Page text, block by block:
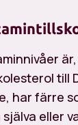
till
har färre
eller